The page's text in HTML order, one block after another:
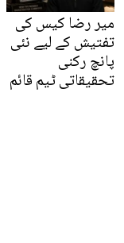
میر رضا کیس کی
تفتیش کے لیے نئی
پانچ رکنی
تحقیقاتی ٹیم قائم